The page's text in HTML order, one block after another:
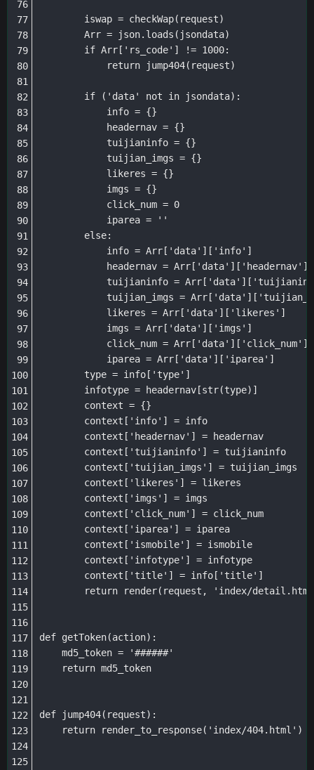
iswap = checkWap(request)
Arr = json.loads(jsondata)
if Arr['rs_code'] != 1000:
return jump404(request)
if ('data' not in jsondata):
info = {}
headernav = {}
tuijianinfo = {}
tuijian_imgs = {}
likeres = {}
imgs = {}
click_num = 0
iparea = ''
else:
info = Arr['data']['info']
headernav = Arr['data']['headernav']
tuijianinfo =
tuijian_imgs =
likeres = Arr['data']['likeres']
imgs = Arr['data']['imgs']
click_num = Arr['data']['click_num']
iparea = Arr['data']['iparea']
type = info['type']
infotype = headernav[str(type)]
context = {}
context['info'] = info
context['headernav'] = headernav
context['tuijianinfo'] = tuijianinfo
context['tuijian_imgs'] = tuijian_imgs
context['likeres'] = likeres
context['imgs'] = imgs
context['click_num'] = click_num
context['iparea'] = iparea
context['ismobile'] = ismobile
context['infotype'] = infotype
context['title'] = info['title']
return render(request, 'index/
def getToken(action):
md5_token = '######'
return md5_token
def jump404(request):
return render_to_response('index/404.html')